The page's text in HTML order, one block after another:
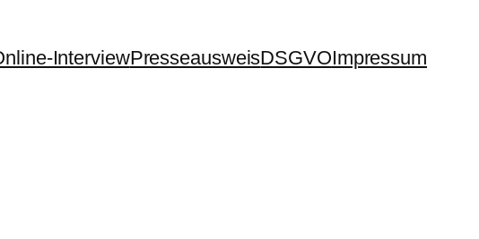
InterviewPresseausweisDSGVOImpressum